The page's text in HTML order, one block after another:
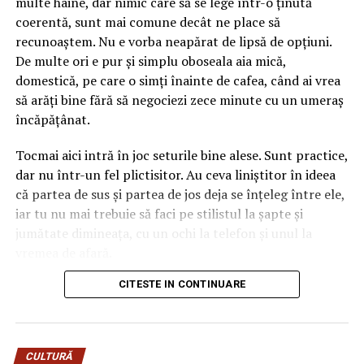
deja două culori în ecuație înainte să așezi o singură
floare lângă el. Dacă ignori amănuntul ăsta, ajungi ușor
la un aranjament care se bate cap în cap, în care
albastrul rece și florile nimeresc în registre care nu
vorbesc între ele.
Gândește-te la el ca la o piesă vestimentară cu
întâmplare pe dedesubt, ci cauți ce-l pune în valoare.
Aici e la fel. Albastrul cere ori contraste calde care îl
scot în față, ori tonuri reci care îl liniștesc și îl extind.
Sezonul intervine exact în decizia asta, pentru că ne
Mai e un lucru pe care l-am prins abia în timp. Florile
de lumina anotimpului. Un roz care pare delicat în
coerentă, sunt mai comune decât ne place să
recunoaștem. Nu e vorba neapărat de lipsă de opțiuni.
De multe ori e pur și simplu oboseala aia mică,
domestică, pe care o simți înainte de cafea, când ai vrea
să arăți bine fără să negociezi zece minute cu un umeraș
încăpățânat.
Tocmai aici intră în joc seturile bine alese. Sunt practice,
dar nu într-un fel plictisitor. Au ceva liniștitor în ideea
că partea de sus și partea de jos deja se înțeleg între ele,
iar tu nu mai trebuie să faci pe stilistul la șapte și
jumătate dimineața, cu un ochi la telefon și unul la
Numai că nu orice compleu e bun pentru viața reală. Una
lumina perfectă și modelul care pare că n-a alergat
niciodată după autobuz, și alta e să funcționeze într-o zi
CITESTE IN CONTINUARE
CULTURĂ